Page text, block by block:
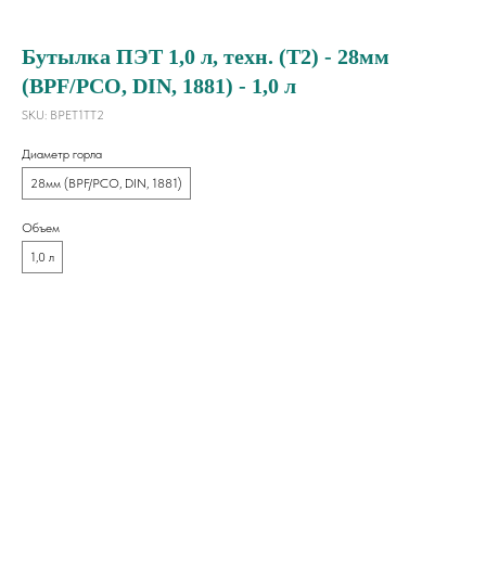
Бутылка ПЭТ 1,0 л, техн. (Т2) - 28мм
(BPF/PCO, DIN, 1881) - 1,0 л
SKU: BPET1TT2
Диаметр горла
28мм (BPF/PCO, DIN, 1881)
Объем
1,0 л